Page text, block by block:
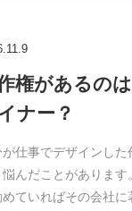
権があるの
ナー？
が仕事でデザインし
悩んだことがありま
めていればその会社